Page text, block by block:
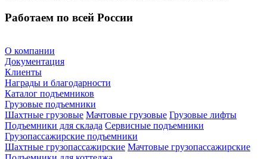
Работаем по всей России
О компании
Документация
Клиенты
Награды и благодарности
Каталог подъемников
Грузовые подъемники
Шахтные грузовые Мачтовые грузовые Грузовые лифты
Подъемники для склада Сервисные подъемники
Грузопассажирские подъемники
Шахтные грузопассажирские Мачтовые грузопассажирские